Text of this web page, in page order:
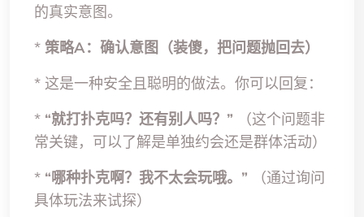
的真实意图。
* 策略A：确认意图（装傻，把问题抛回去）
* 这是一种安全且聪明的做法。你可以回复：
* “就打扑克吗？还有别人吗？” （这个问题非
常关键，可以了解是单独约会还是群体活动）
* “哪种扑克啊？我不太会玩哦。” （通过询问
具体玩法来试探）